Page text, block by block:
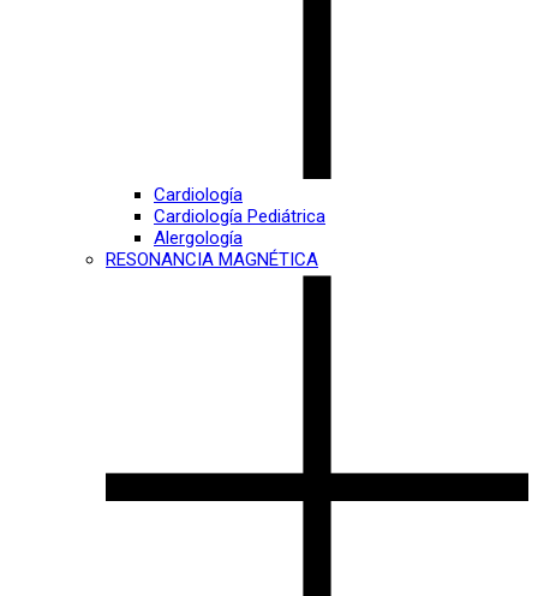
Cardiología
Cardiología Pediátrica
Alergología
RESONANCIA MAGNÉTICA